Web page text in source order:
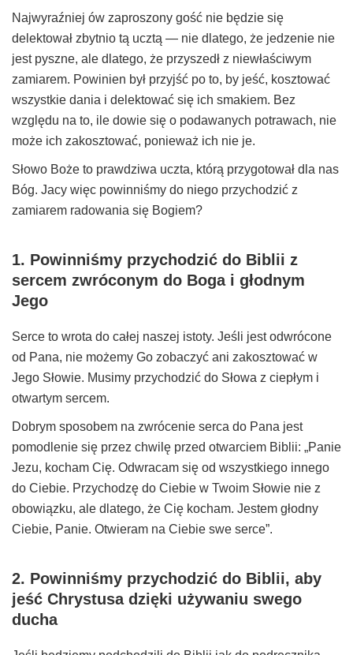
Najwyraźniej ów zaproszony gość nie będzie się
delektował zbytnio tą ucztą — nie dlatego, że jedzenie nie
jest pyszne, ale dlatego, że przyszedł z niewłaściwym
zamiarem. Powinien był przyjść po to, by jeść, kosztować
wszystkie dania i delektować się ich smakiem. Bez
względu na to, ile dowie się o podawanych potrawach, nie
może ich zakosztować, ponieważ ich nie je.
Słowo Boże to prawdziwa uczta, którą przygotował dla nas
Bóg. Jacy więc powinniśmy do niego przychodzić z
zamiarem radowania się Bogiem?
1. Powinniśmy przychodzić do Biblii z
sercem zwróconym do Boga i głodnym
Jego
Serce to wrota do całej naszej istoty. Jeśli jest odwrócone
od Pana, nie możemy Go zobaczyć ani zakosztować w
Jego Słowie. Musimy przychodzić do Słowa z ciepłym i
otwartym sercem.
Dobrym sposobem na zwrócenie serca do Pana jest
pomodlenie się przez chwilę przed otwarciem Biblii: „Panie
Jezu, kocham Cię. Odwracam się od wszystkiego innego
do Ciebie. Przychodzę do Ciebie w Twoim Słowie nie z
obowiązku, ale dlatego, że Cię kocham. Jestem głodny
Ciebie, Panie. Otwieram na Ciebie swe serce”.
2. Powinniśmy przychodzić do Biblii, aby
jeść Chrystusa dzięki używaniu swego
ducha